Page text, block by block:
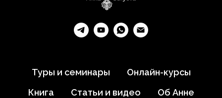
Туры и семинары
Онлайн-курсы
Книга
Статьи и видео
Об Анне